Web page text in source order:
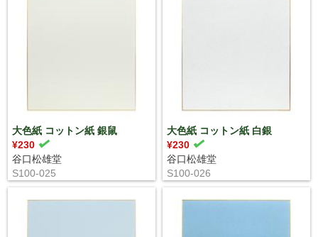
大色紙 コットン紙 銀鼠
¥230
谷口松雄堂
S100-025
大色紙 コットン紙 白銀
¥230
谷口松雄堂
S100-026